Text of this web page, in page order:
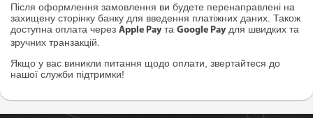
Після оформлення замовлення ви будете перенаправлені на
захищену сторінку банку для введення платіжних даних. Також
доступна оплата через Apple Pay та Google Pay для швидких та
зручних транзакцій.
Якщо у вас виникли питання щодо оплати, звертайтеся до
нашої служби підтримки!